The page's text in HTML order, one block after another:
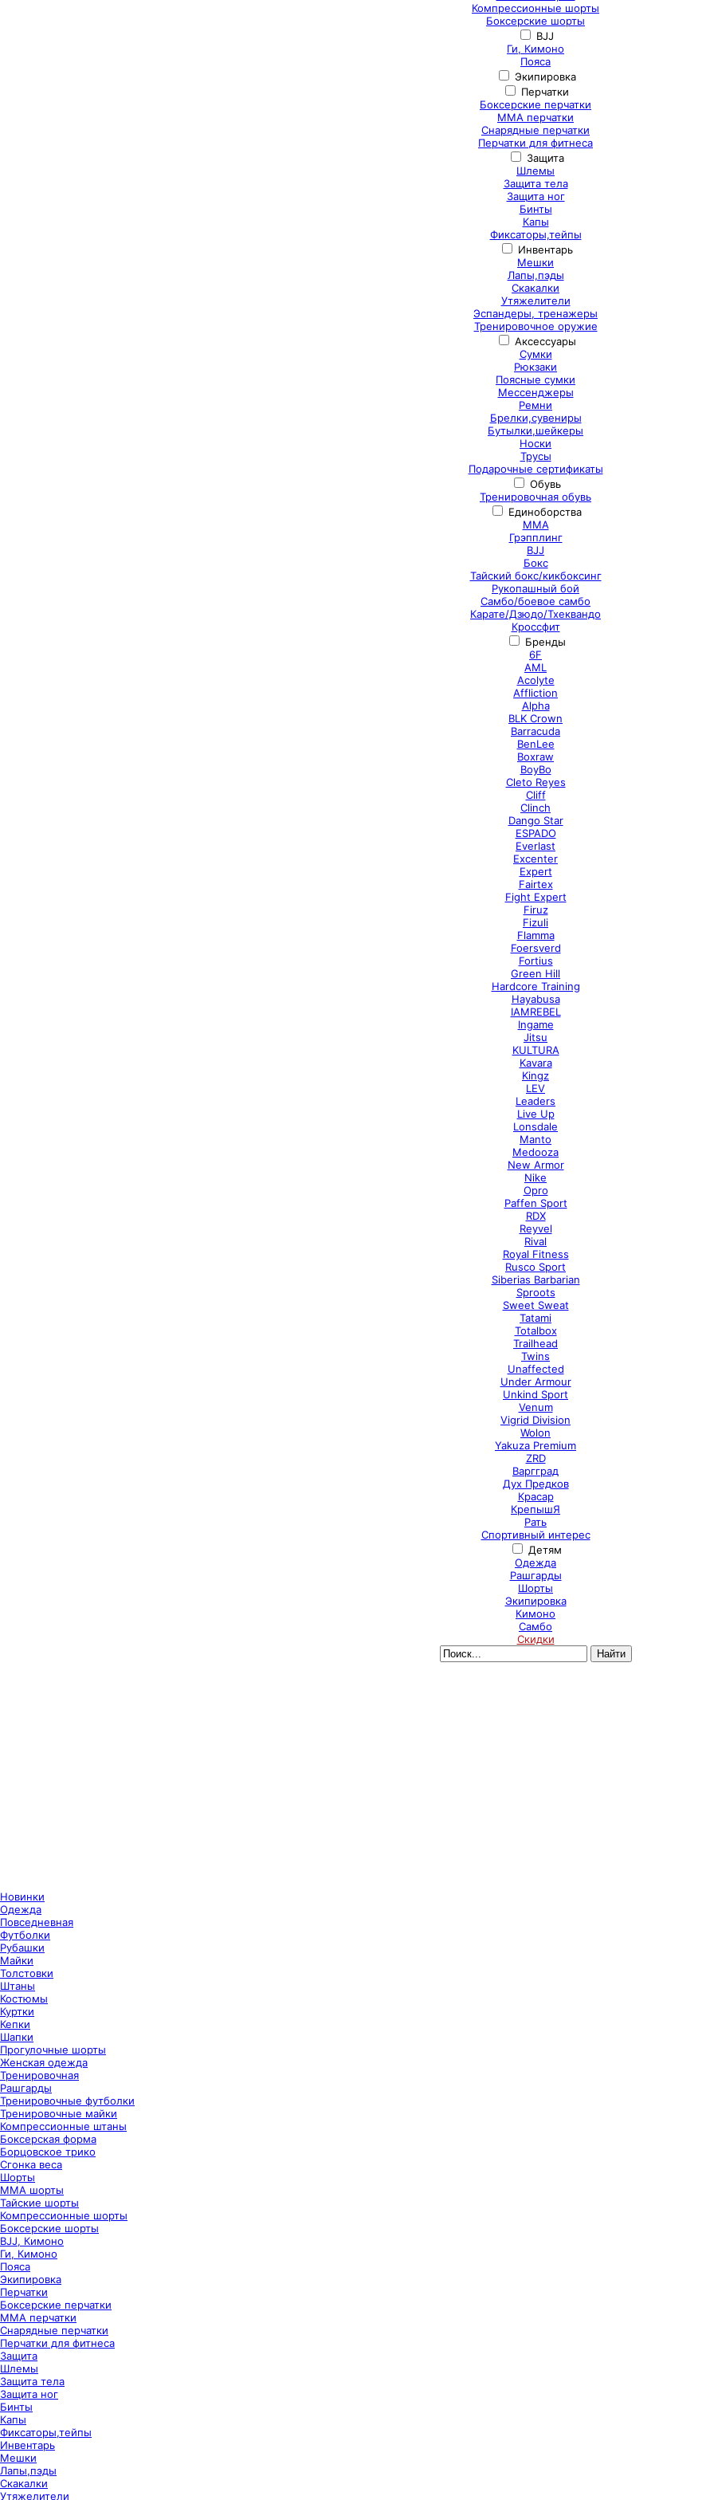
Компрессионные шорты
Боксерские шорты
BJJ
Ги, Кимоно
Пояса
Экипировка
Перчатки
Боксерские перчатки
ММА перчатки
Снарядные перчатки
Перчатки для фитнеса
Защита
Шлемы
Защита тела
Защита ног
Бинты
Капы
Фиксаторы,тейпы
Инвентарь
Мешки
Лапы,пэды
Скакалки
Утяжелители
Эспандеры, тренажеры
Тренировочное оружие
Аксессуары
Сумки
Рюкзаки
Поясные сумки
Мессенджеры
Ремни
Брелки,сувениры
Бутылки,шейкеры
Носки
Трусы
Подарочные сертификаты
Обувь
Тренировочная обувь
Единоборства
ММА
Грэпплинг
BJJ
Бокс
Тайский бокс/кикбоксинг
Рукопашный бой
Самбо/боевое самбо
Карате/Дзюдо/Тхеквандо
Кроссфит
Бренды
6F
AML
Acolyte
Affliction
Alpha
BLK Crown
Barracuda
BenLee
Boxraw
BoyBo
Cleto Reyes
Cliff
Clinch
Dango Star
ESPADO
Everlast
Excenter
Expert
Fairtex
Fight Expert
Firuz
Fizuli
Flamma
Foersverd
Fortius
Green Hill
Hardcore Training
Hayabusa
IAMREBEL
Ingame
Jitsu
KULTURA
Kavara
Kingz
LEV
Leaders
Live Up
Lonsdale
Manto
Medooza
New Armor
Nike
Opro
Paffen Sport
RDX
Reyvel
Rival
Royal Fitness
Rusco Sport
Siberias Barbarian
Sproots
Sweet Sweat
Tatami
Totalbox
Trailhead
Twins
Unaffected
Under Armour
Unkind Sport
Venum
Vigrid Division
Wolon
Yakuza Premium
ZRD
Варгград
Дух Предков
Красар
КрепышЯ
Рать
Спортивный интерес
Детям
Одежда
Рашгарды
Шорты
Экипировка
Кимоно
Самбо
Скидки
Новинки
Одежда
Повседневная
Футболки
Рубашки
Майки
Толстовки
Штаны
Костюмы
Куртки
Кепки
Шапки
Прогулочные шорты
Женская одежда
Тренировочная
Рашгарды
Тренировочные футболки
Тренировочные майки
Компрессионные штаны
Боксерская форма
Борцовское трико
Сгонка веса
Шорты
ММА шорты
Тайские шорты
Компрессионные шорты
Боксерские шорты
BJJ, Кимоно
Ги, Кимоно
Пояса
Экипировка
Перчатки
Боксерские перчатки
ММА перчатки
Снарядные перчатки
Перчатки для фитнеса
Защита
Шлемы
Защита тела
Защита ног
Бинты
Капы
Фиксаторы,тейпы
Инвентарь
Мешки
Лапы,пэды
Скакалки
Утяжелители